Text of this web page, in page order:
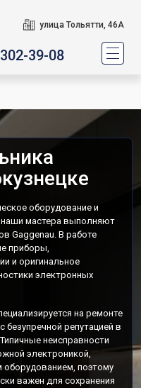
улица Тольятти, 46А
39-08
оборудование и
мастера выполняют
Gaggenau. В работе
приборы,
и оригинальное
электронных
на ремонте
репутацией в
неисправности
электроникой,
поэтому
важен для сохранения